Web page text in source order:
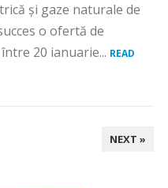
și gaze naturale de
o ofertă de
20 ianuarie... READ
NEXT »